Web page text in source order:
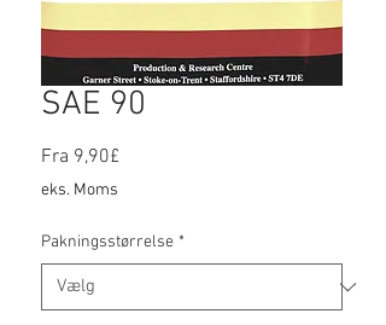
SAE 90
Fra 9,90£
eks. Moms
Pakningsstørrelse *